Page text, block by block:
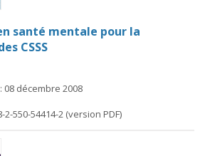
santé mentale pour la
CSSS
décembre 2008
2-550-54414-2 (version PDF)